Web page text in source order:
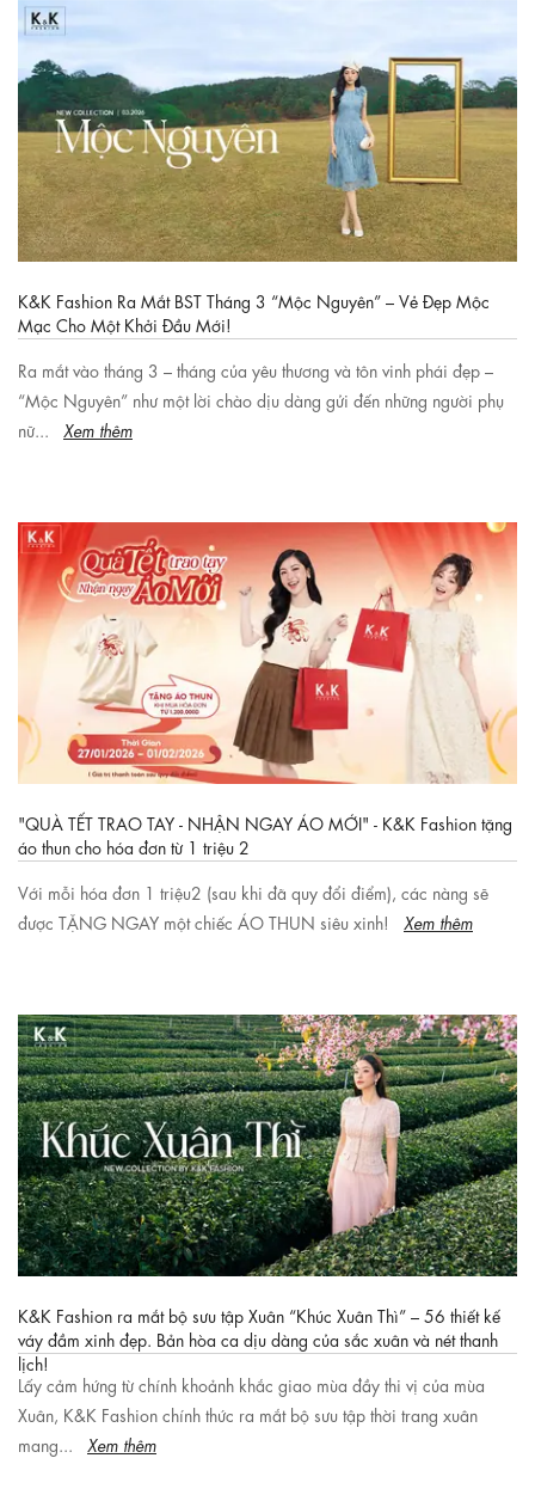
K&K Fashion Ra Mắt BST Tháng 3 “Mộc Nguyên” – Vẻ Đẹp Mộc
Mạc Cho Một Khởi Đầu Mới!
Ra mắt vào tháng 3 – tháng của yêu thương và tôn vinh phái đẹp –
“Mộc Nguyên” như một lời chào dịu dàng gửi đến những người phụ
nữ...
Xem thêm
"QUÀ TẾT TRAO TAY - NHẬN NGAY ÁO MỚI" - K&K Fashion tặng
áo thun cho hóa đơn từ 1 triệu 2
Với mỗi hóa đơn 1 triệu2 (sau khi đã quy đổi điểm), các nàng sẽ
được TẶNG NGAY một chiếc ÁO THUN siêu xinh!
Xem thêm
K&K Fashion ra mắt bộ sưu tập Xuân “Khúc Xuân Thì” – 56 thiết kế
váy đầm xinh đẹp. Bản hòa ca dịu dàng của sắc xuân và nét thanh
lịch!
Lấy cảm hứng từ chính khoảnh khắc giao mùa đầy thi vị của mùa
Xuân, K&K Fashion chính thức ra mắt bộ sưu tập thời trang xuân
mang...
Xem thêm